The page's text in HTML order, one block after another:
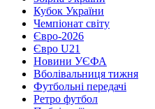
Кубок України
Чемпіонат світу
Євро-2026
Євро U21
Новини УЄФА
Вболівальниця тижня
Футбольні передачі
Ретро футбол